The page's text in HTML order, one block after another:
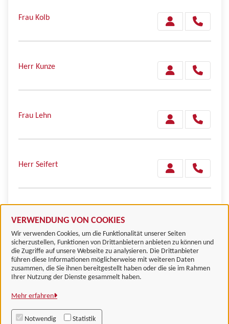
VERWENDUNG VON COOKIES
Wir verwenden Cookies, um die Funktionalität unserer Seiten
sicherzustellen, Funktionen von Drittanbietern anbieten zu können und
die Zugriffe auf unsere Webseite zu analysieren. Die Drittanbieter
führen diese Informationen möglicherweise mit weiteren Daten
zusammen, die Sie ihnen bereitgestellt haben oder die sie im Rahmen
Ihrer Nutzung der Dienste gesammelt haben.
Mehr erfahren
Notwendig Statistik
Frau Kolb
Herr Kunze
Frau Lehn
Herr Seifert
Landkreis Göttingen
Alle Rechte vorbehalten